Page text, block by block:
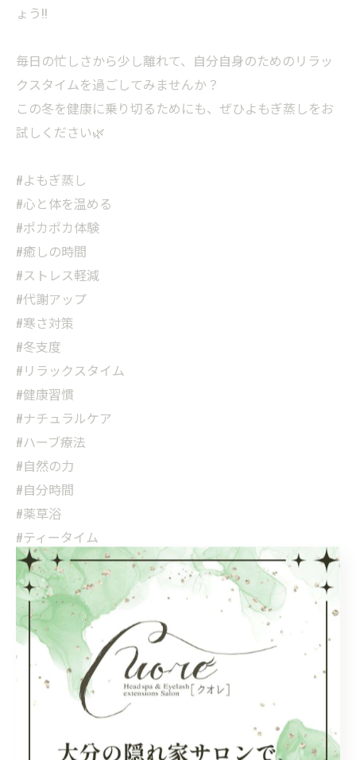
ょう!!
毎日の忙しさから少し離れて、自分自身のためのリラッ
クスタイムを過ごしてみませんか？
この冬を健康に乗り切るためにも、ぜひよもぎ蒸しをお
試しください🌿
#よもぎ蒸し
#心と体を温める
#ポカポカ体験
#癒しの時間
#ストレス軽減
#代謝アップ
#寒さ対策
#冬支度
#リラックスタイム
#健康習慣
#ナチュラルケア
#ハーブ療法
#自然の力
#自分時間
#薬草浴
#ティータイム
#心の癒し
#体調管理
#冬の楽しみ
#暮らしを豊かに
#温泉気分
#デトックス効果
#リフレッシュ
#美と健康